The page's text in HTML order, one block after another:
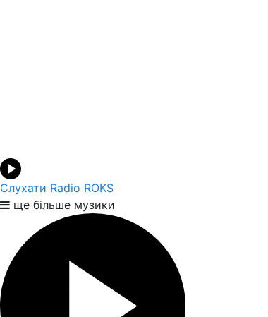
Слухати Radio ROKS
ще більше музики